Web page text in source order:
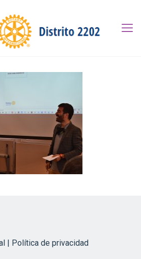
| Política de privacidad